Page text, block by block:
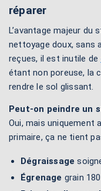
réparer
L’avantage majeur
nettoyage doux, sans
reçues, il est inutile de
étant non poreuse, la
rendre le sol glissant.
Peut-on peindre un
Oui, mais uniquement
primaire, ça ne tient
Dégraissage
Égrenage grain